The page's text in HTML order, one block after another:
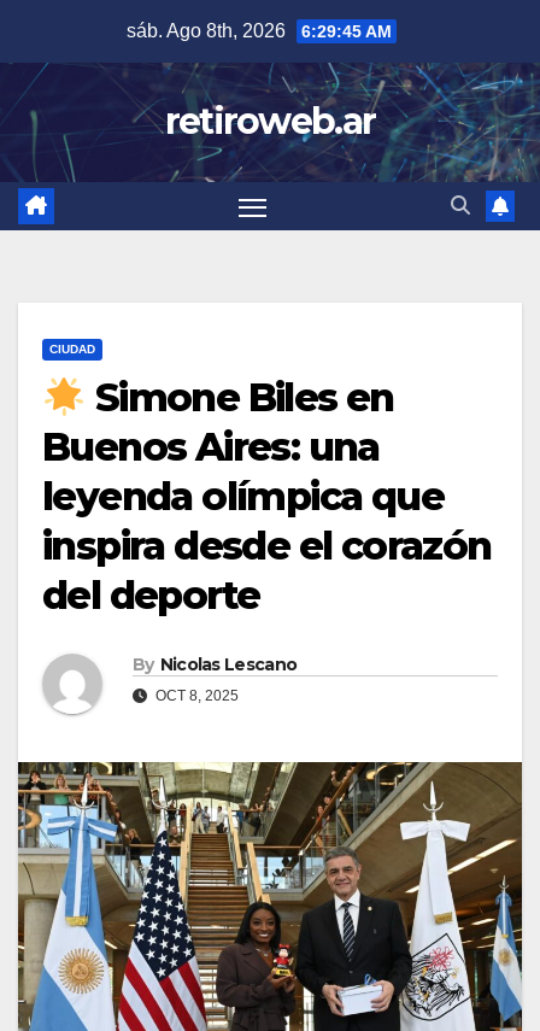
content
sáb. Ago 8th, 2026 6:29:46 AM
retiroweb.ar
CIUDAD
Simone Biles en
Buenos Aires: una
leyenda olímpica que
inspira desde el corazón
del deporte
By Nicolas Lescano
OCT 8, 2025